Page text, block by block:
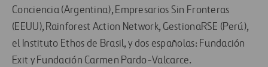
Conciencia (Argentina), Empresarios Sin Fronteras
(EEUU), Rainforest Action Network, GestionaRSE (Perú),
el Instituto Ethos de Brasil, y dos españolas: Fundación
Exit y Fundación Carmen Pardo-Valcarce.